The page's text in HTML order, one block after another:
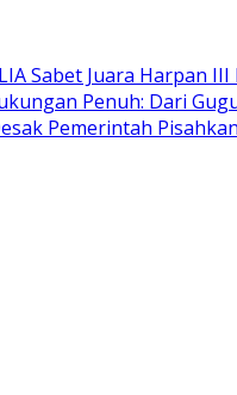
Sabet Juara Harpan III
Penuh: Dari
Pemerintah